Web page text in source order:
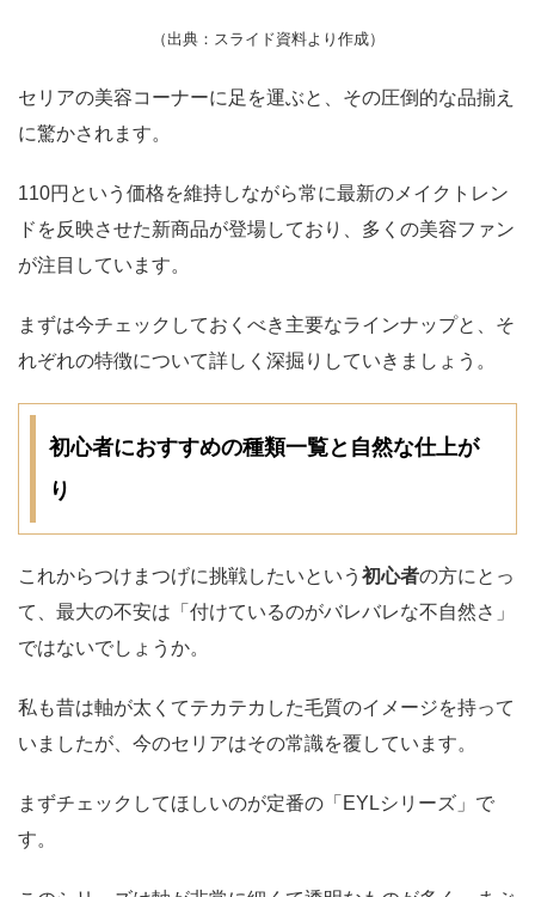
（出典：スライド資料より作成）
セリアの美容コーナーに足を運ぶと、その圧倒的な品揃え
に驚かされます。
110円という価格を維持しながら常に最新のメイクトレン
ドを反映させた新商品が登場しており、多くの美容ファン
が注目しています。
まずは今チェックしておくべき主要なラインナップと、そ
れぞれの特徴について詳しく深掘りしていきましょう。
初心者におすすめの種類一覧と自然な仕上が
り
これからつけまつげに挑戦したいという 初心者の方にとっ
て、最大の不安は「付けているのがバレバレな不自然さ」
ではないでしょうか。
私も昔は軸が太くてテカテカした毛質のイメージを持って
いましたが、今のセリアはその常識を覆しています。
まずチェックしてほしいのが定番の「EYLシリーズ」で
す。